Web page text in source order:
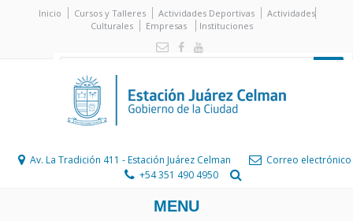
Inicio Cursos y Talleres Actividades Deportivas
Actividades
Culturales
Empresas Instituciones
Av. La Tradición 411 - Estación Juárez Celman
Correo electrónico
+54 351 490 4950
MENU